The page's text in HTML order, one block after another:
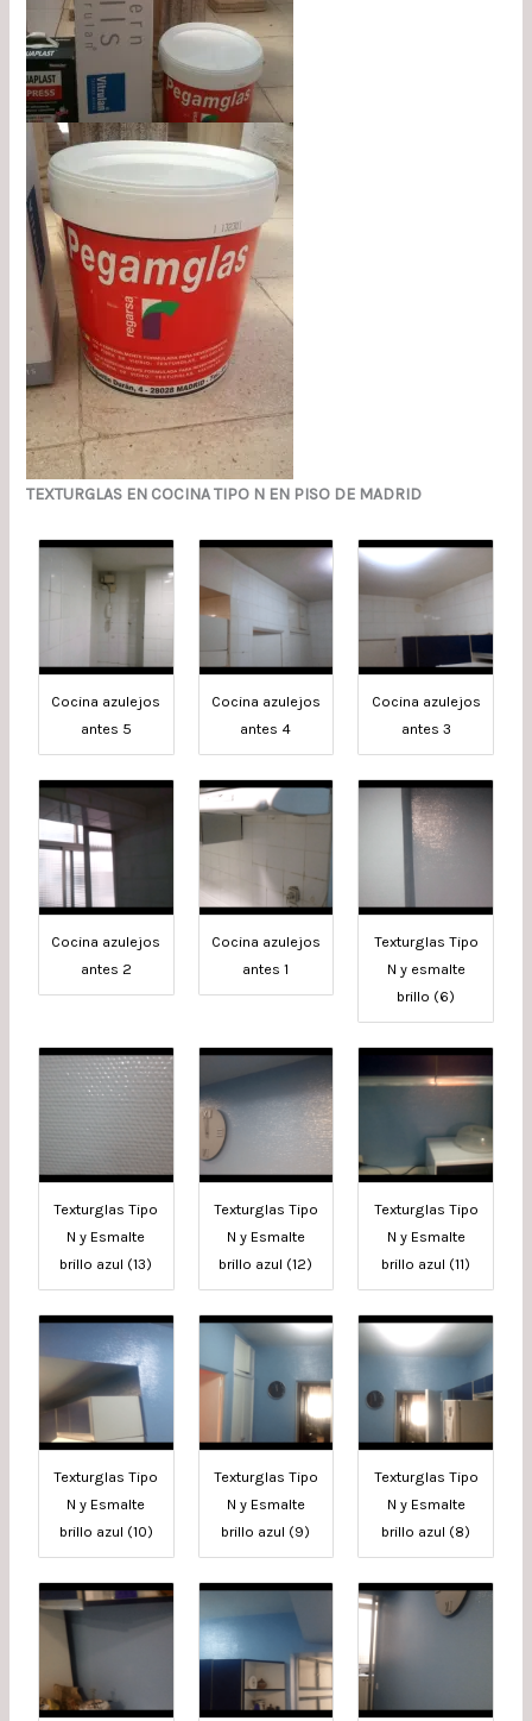
TEXTURGLAS EN COCINA TIPO NEN PISO DE MADRID
Cocina azulejos
antes 5
Cocina azulejos
antes 4
Cocina azulejos
antes 3
Cocina azulejos
antes 2
Cocina azulejos
antes 1
Texturglas Tipo
N y esmalte
brillo (6)
Texturglas Tipo
N y Esmalte
brillo azul (13)
Texturglas Tipo
N y Esmalte
brillo azul (12)
Texturglas Tipo
N y Esmalte
brillo azul (11)
Texturglas Tipo
N y Esmalte
brillo azul (10)
Texturglas Tipo
N y Esmalte
brillo azul (9)
Texturglas Tipo
N y Esmalte
brillo azul (8)